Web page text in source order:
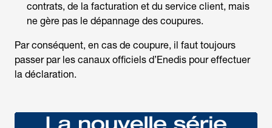
contrats, de la facturation et du service client, mais
ne gère pas le dépannage des coupures.
Par conséquent, en cas de coupure, il faut toujours
passer par les canaux officiels d’Enedis pour effectuer
la déclaration.